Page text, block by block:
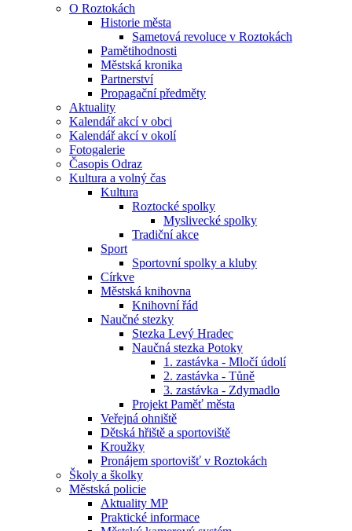
O Roztokách
Historie města
Sametová revoluce v Roztokách
Pamětihodnosti
Městská kronika
Partnerství
Propagační předměty
Aktuality
Kalendář akcí v obci
Kalendář akcí v okolí
Fotogalerie
Časopis Odraz
Kultura a volný čas
Kultura
Roztocké spolky
Myslivecké spolky
Tradiční akce
Sport
Sportovní spolky a kluby
Církve
Městská knihovna
Knihovní řád
Naučné stezky
Stezka Levý Hradec
Naučná stezka Potoky
1. zastávka - Mločí údolí
2. zastávka - Tůně
3. zastávka - Zdymadlo
Projekt Paměť města
Veřejná ohniště
Dětská hřiště a sportoviště
Kroužky
Pronájem sportovišť v Roztokách
Školy a školky
Městská policie
Aktuality MP
Praktické informace